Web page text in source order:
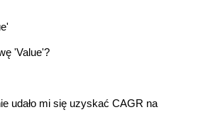
'Value'?
udało mi się uzyskać CAGR na